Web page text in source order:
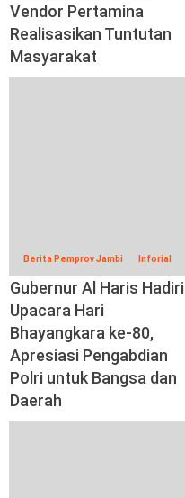
Vendor Pertamina
Realisasikan Tuntutan
Masyarakat
Berita Pemprov Jambi Inforial
Gubernur Al Haris Hadiri
Upacara Hari
Bhayangkara ke-80,
Apresiasi Pengabdian
Polri untuk Bangsa dan
Daerah